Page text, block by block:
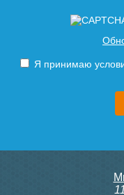
Я принимаю